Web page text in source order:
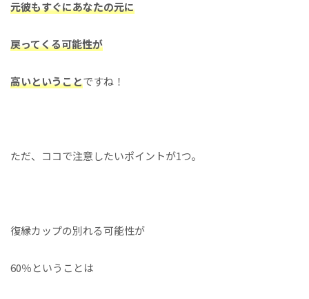
元彼もすぐにあなたの元に
戻ってくる可能性が
高いということですね！
ただ、ココで注意したいポイントが1つ。
復縁カップの別れる可能性が
60％ということは